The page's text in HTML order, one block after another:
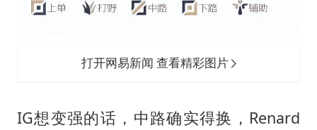
打开网易新闻 查看精彩图片
IG想变强的话，中路确实得换，Renard